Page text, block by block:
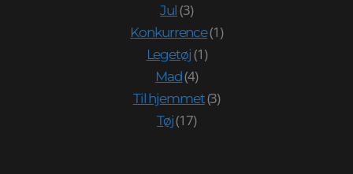
Jul (3)
Konkurrence(1)
Legetøj (1)
Mad(4)
Til hjemmet(3)
Tøj(17)